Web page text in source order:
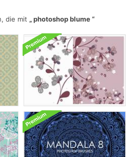
die mit
photoshop blume